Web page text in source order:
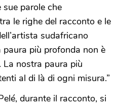
sue parole che
le righe del racconto e le
sudafricano
più profonda non è
La nostra paura più
al di là di ogni misura.”
durante il racconto, si